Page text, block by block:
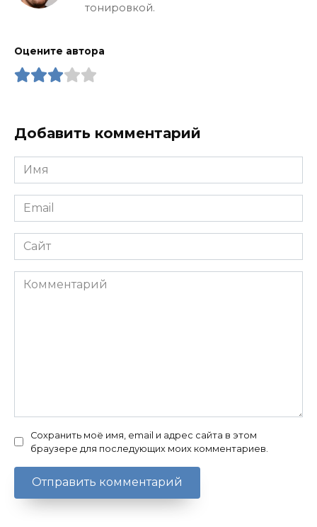
тонировкой.
Оцените автора
Добавить комментарий
Имя
*
Email
*
Сайт
Комментарий
Сохранить моё имя, email и адрес сайта в этом
браузере для последующих моих комментариев.